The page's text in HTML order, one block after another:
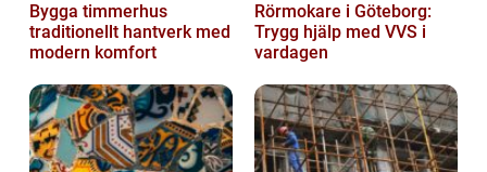
Bygga timmerhus
traditionellt hantverk med
modern komfort
Rörmokare i Göteborg:
Trygg hjälp med VVS i
vardagen